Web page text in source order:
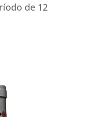
de 12